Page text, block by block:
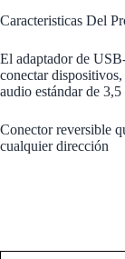
Caracteristicas Del
El adaptador de
conectar
audio estándar de
Conector reversible
cualquier dirección